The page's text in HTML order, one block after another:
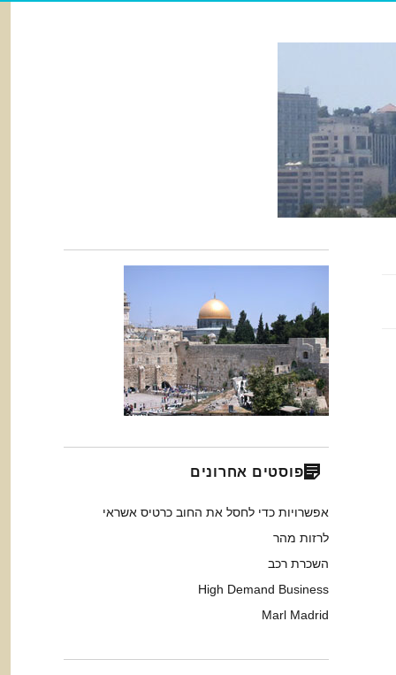
פוסטים אחרונים
אפשרויות כדי לחסל את החוב כרטיס אשראי
לרזות מהר
השכרת רכב
High Demand Business
Marl Madrid